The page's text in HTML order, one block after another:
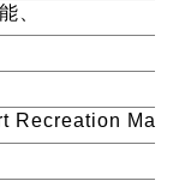
、
Recreation